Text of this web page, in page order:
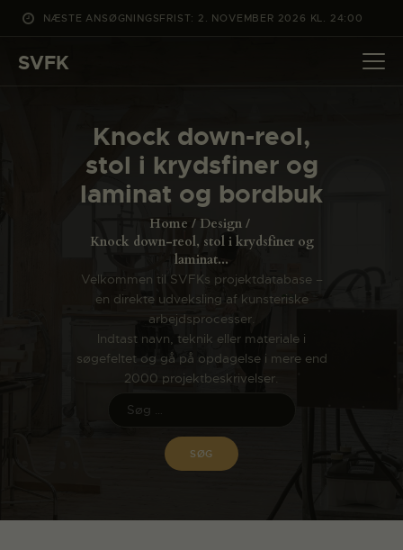
NÆSTE ANSØGNINGSFRIST: 2. NOVEMBER 2026 KL. 24:00
SVFK
Knock down-reol,
stol i krydsfiner og
laminat og bordbuk
Home
Design
Knock down-reol, stol i krydsfiner og
laminat...
Velkommen til SVFKs projektdatabase –
en direkte udveksling af kunsteriske
arbejdsprocesser.
Indtast navn, teknik eller materiale i
søgefeltet og gå på opdagelse i mere end
2000 projektbeskrivelser.
DET SKER
PROJEKTER
CHANNEL
OM SVFK